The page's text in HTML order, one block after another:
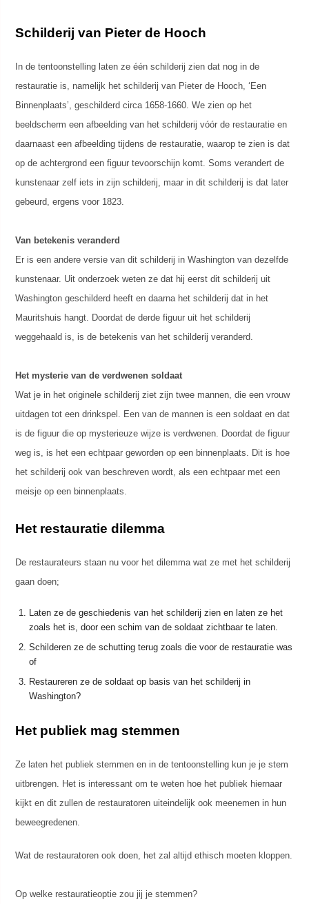
Schilderij van Pieter de Hooch
In de tentoonstelling laten ze één schilderij zien dat nog in de
restauratie is, namelijk het schilderij van Pieter de Hooch, ‘Een
Binnenplaats’, geschilderd circa 1658-1660. We zien op het
beeldscherm een afbeelding van het schilderij vóór de restauratie en
daarnaast een afbeelding tijdens de restauratie, waarop te zien is dat
op de achtergrond een figuur tevoorschijn komt. Soms verandert de
kunstenaar zelf iets in zijn schilderij, maar in dit schilderij is dat later
gebeurd, ergens voor 1823.
Van betekenis veranderd
Er is een andere versie van dit schilderij in Washington van dezelfde
kunstenaar. Uit onderzoek weten ze dat hij eerst dit schilderij uit
Washington geschilderd heeft en daarna het schilderij dat in het
Mauritshuis hangt. Doordat de derde figuur uit het schilderij
weggehaald is, is de betekenis van het schilderij veranderd.
Het mysterie van de verdwenen soldaat
Wat je in het originele schilderij ziet zijn twee mannen, die een vrouw
uitdagen tot een drinkspel. Een van de mannen is een soldaat en dat
is de figuur die op mysterieuze wijze is verdwenen. Doordat de figuur
weg is, is het een echtpaar geworden op een binnenplaats. Dit is hoe
het schilderij ook van beschreven wordt, als een echtpaar met een
meisje op een binnenplaats.
Het restauratie dilemma
De restaurateurs staan nu voor het dilemma wat ze met het schilderij
gaan doen;
Laten ze de geschiedenis van het schilderij zien en laten ze het
zoals het is, door een schim van de soldaat zichtbaar te laten.
Schilderen ze de schutting terug zoals die voor de restauratie was
of
Restaureren ze de soldaat op basis van het schilderij in
Washington?
Het publiek mag stemmen
Ze laten het publiek stemmen en in de tentoonstelling kun je je stem
uitbrengen. Het is interessant om te weten hoe het publiek hiernaar
kijkt en dit zullen de restauratoren uiteindelijk ook meenemen in hun
beweegredenen.
Wat de restauratoren ook doen, het zal altijd ethisch moeten kloppen.
Op welke restauratieoptie zou jij je stemmen?